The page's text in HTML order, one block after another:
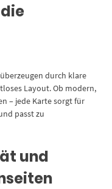
überzeugen durch klare
Layout. Ob modern,
– jede Karte sorgt für
passt zu
und